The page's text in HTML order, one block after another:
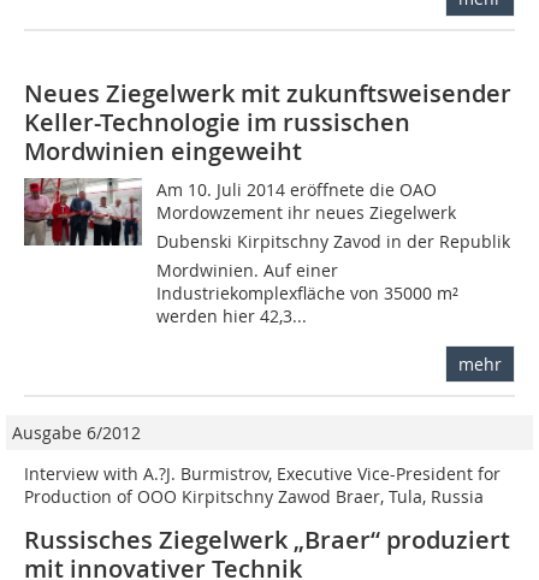
Neues Ziegelwerk mit zukunftsweisender
Keller-Technologie im russischen
Mordwinien eingeweiht
Am 10. Juli 2014 eröffnete die OAO
Mordowzement ihr neues Ziegelwerk
Dubenski Kirpitschny Zavod in der Republik
Mordwinien. Auf einer
Industriekomplexfläche von 35000 m²
werden hier 42,3...
mehr
Ausgabe 6/2012
Interview with A.?J. Burmistrov, Executive Vice-President for
Production of OOO Kirpitschny Zawod Braer, Tula, Russia
Russisches Ziegelwerk „Braer“ produziert
mit innovativer Technik